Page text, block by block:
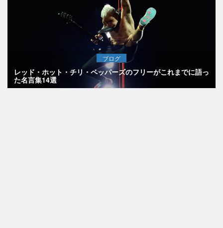
ブログ
レッド・ホット・チリ・ペッパーズのフリーがこれまでに語っ
た名言集14選